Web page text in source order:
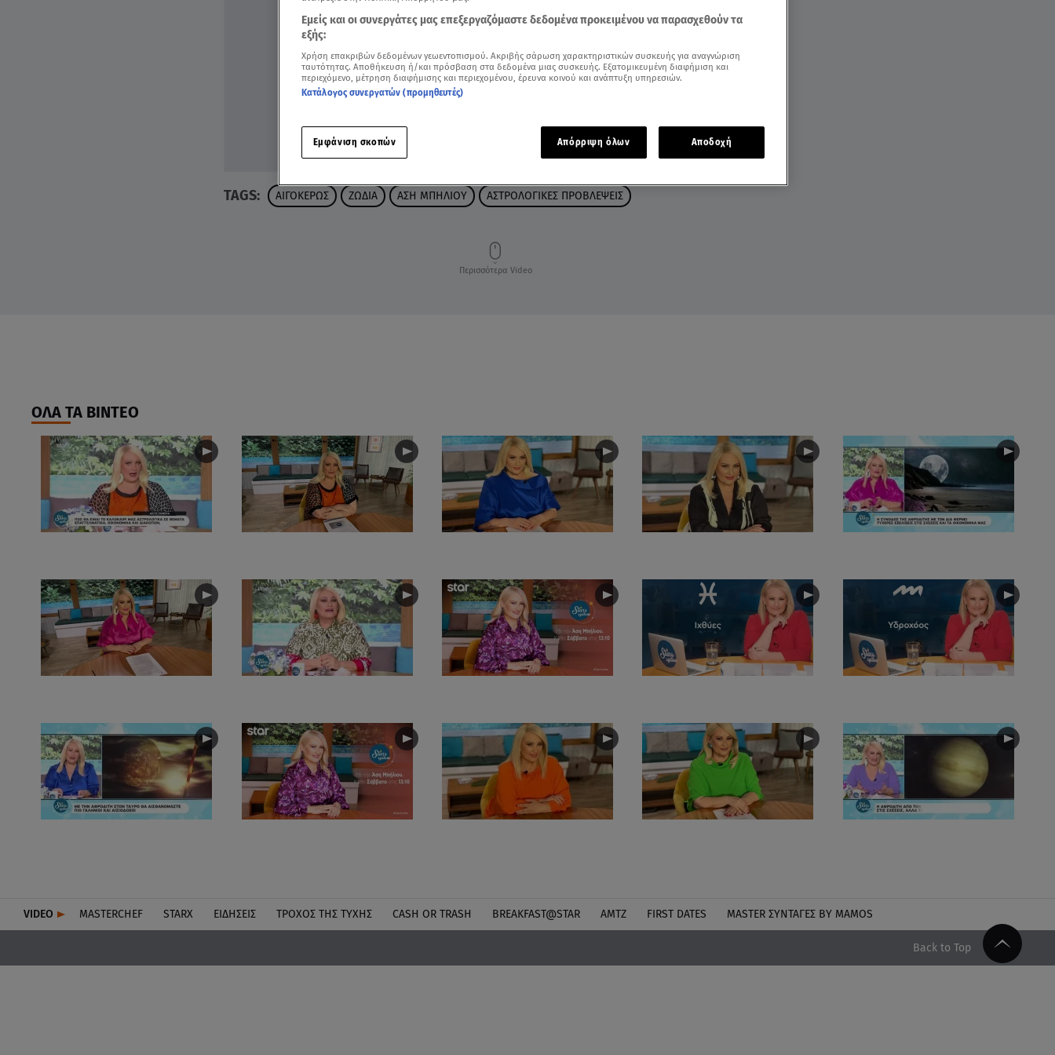
TAGS: ΑΙΓΟΚΕΡΩΣ ΖΩΔΙΑ ΑΣΗ ΜΠΗΛΙΟΥ ΑΣΤΡΟΛΟΓΙΚΕΣ ΠΡΟΒΛΕΨΕΙΣ
Περισσότερα Video
ΟΛΑ ΤΑ ΒΙΝΤΕΟ
VIDEO MASTERCHEF STARX ΕΙΔΉΣΕΙΣ ΤΡΟΧΌΣ ΤΗΣ ΤΎΧΗΣ CASH OR TRASH BREAKFAST@STAR ΑΜΤΖ FIRST DATES MASTER ΣΥΝΤΑΓΈΣ BY MAMOS
Back to Top
Εμείς και οι συνεργάτες μας επεξεργαζόμαστε δεδομένα προκειμένου να παρασχεθούν τα
εξής:
Χρήση επακριβών δεδομένων γεωεντοπισμού. Ακριβής σάρωση χαρακτηριστικών συσκευής για αναγνώριση
ταυτότητας. Αποθήκευση ή/και πρόσβαση στα δεδομένα μιας συσκευής. Εξατομικευμένη διαφήμιση και
περιεχόμενο, μέτρηση διαφήμισης και περιεχομένου, έρευνα κοινού και ανάπτυξη υπηρεσιών.
Κατάλογος συνεργατών (προμηθευτές)
Εμφάνιση σκοπών Απόρριψη όλων Αποδοχή